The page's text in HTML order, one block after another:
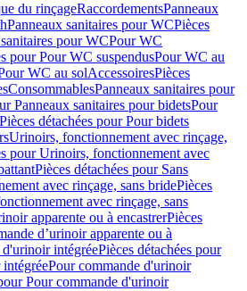
du rinçageRaccordementsPanneaux
Panneaux sanitaires pour WCPièces
pour WCPour WC
pour Pour WC suspendusPour WC au
WC au solAccessoiresPièces
ConsommablesPanneaux sanitaires pour
Panneaux sanitaires pour bidetsPour
Pièces détachées pour Pour bidets
Urinoirs, fonctionnement avec rinçage,
pour Urinoirs, fonctionnement avec
Pièces détachées pour Sans
avec rinçage, sans bridePièces
avec rinçage, sans
apparente ou à encastrerPièces
d’urinoir apparente ou à
intégréePièces détachées pour
Pour commande d'urinoir
Pour commande d'urinoir